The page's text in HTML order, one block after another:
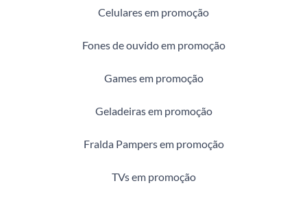
Celulares em promoção
Fones de ouvido em promoção
Games em promoção
Geladeiras em promoção
Fralda Pampers em promoção
TVs em promoção